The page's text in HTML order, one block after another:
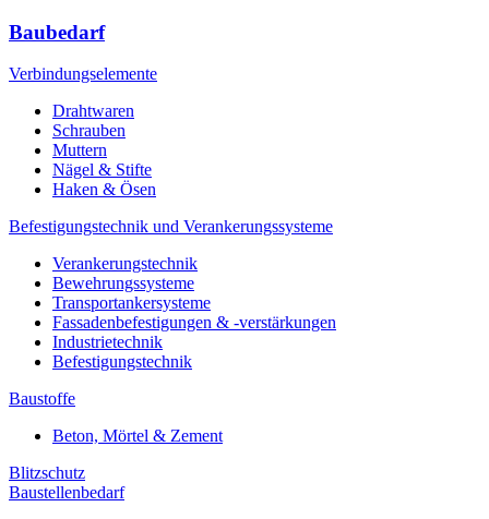
Baubedarf
Verbindungselemente
Drahtwaren
Schrauben
Muttern
Nägel & Stifte
Haken & Ösen
Befestigungstechnik und Verankerungssysteme
Verankerungstechnik
Bewehrungssysteme
Transportankersysteme
Fassadenbefestigungen & -verstärkungen
Industrietechnik
Befestigungstechnik
Baustoffe
Beton, Mörtel & Zement
Blitzschutz
Baustellenbedarf